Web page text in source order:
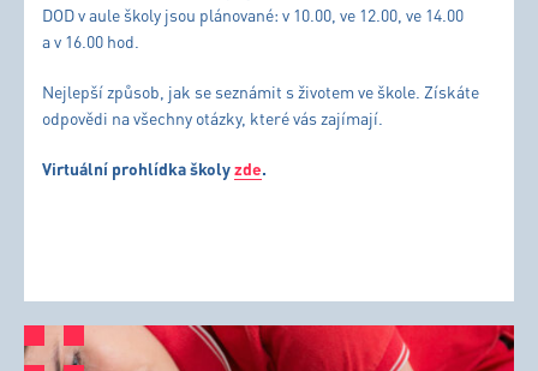
DOD v aule školy jsou plánované: v 10.00, ve 12.00, ve 14.00
a v 16.00 hod.
Nejlepší způsob, jak se seznámit s životem ve škole. Získáte
odpovědi na všechny otázky, které vás zajímají.
Virtuální prohlídka školyzde.